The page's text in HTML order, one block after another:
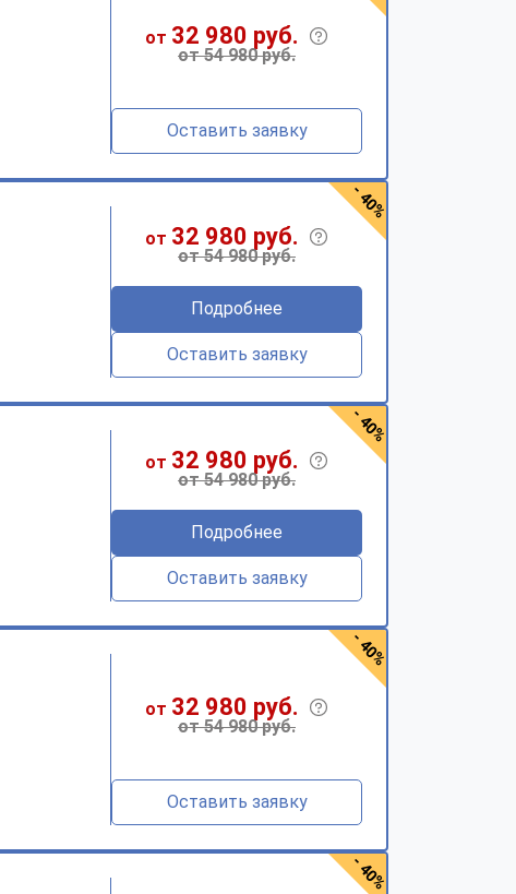
от 32 980 руб.
от 54 980 руб.
Оставить заявку
от 32 980 руб.
от 54 980 руб.
Подробнее
Оставить заявку
- 40%
от 32 980 руб.
от 54 980 руб.
Подробнее
Оставить заявку
- 40%
от 32 980 руб.
от 54 980 руб.
Оставить заявку
- 40%
- 40%